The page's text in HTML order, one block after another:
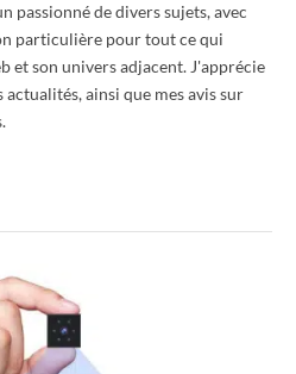
passionné de divers sujets, avec
particulière pour tout ce qui
et son univers adjacent. J'apprécie
actualités, ainsi que mes avis sur